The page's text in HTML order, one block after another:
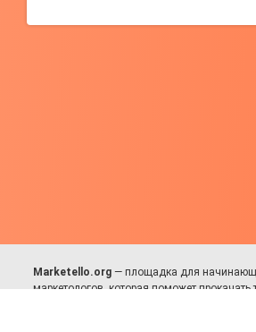
Marketello.org — площадка для
маркетологов, которая поможет прокачать